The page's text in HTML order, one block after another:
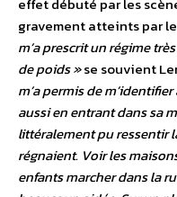
effet débuté par les
gravement atteints par
m’a prescrit un régime
de poids »se souvient
m’a permis de
aussi en entrant dans sa
littéralement pu ressentir
régnaient. Voir les
enfants marcher dans la